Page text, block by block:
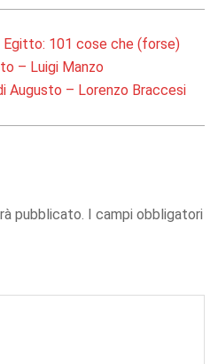
101 cose che (forse)
– Luigi Manzo
Augusto – Lorenzo Braccesi
pubblicato. I campi obbligatori